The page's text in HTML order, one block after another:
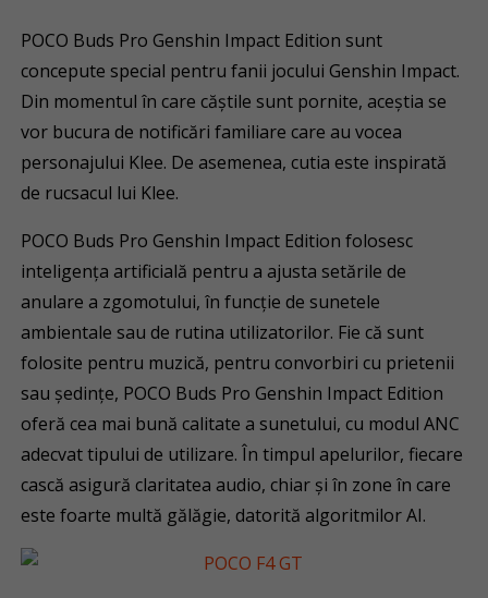
POCO Buds Pro Genshin Impact Edition sunt
concepute special pentru fanii jocului Genshin Impact.
Din momentul în care căștile sunt pornite, aceștia se
vor bucura de notificări familiare care au vocea
personajului Klee. De asemenea, cutia este inspirată
de rucsacul lui Klee.
POCO Buds Pro Genshin Impact Edition folosesc
inteligența artificială pentru a ajusta setările de
anulare a zgomotului, în funcție de sunetele
ambientale sau de rutina utilizatorilor. Fie că sunt
folosite pentru muzică, pentru convorbiri cu prietenii
sau ședințe, POCO Buds Pro Genshin Impact Edition
oferă cea mai bună calitate a sunetului, cu modul ANC
adecvat tipului de utilizare. În timpul apelurilor, fiecare
cască asigură claritatea audio, chiar și în zone în care
este foarte multă gălăgie, datorită algoritmilor AI.